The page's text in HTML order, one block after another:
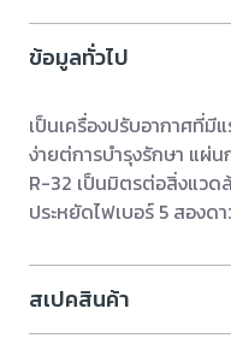
ข้อมูลทั่วไป
เป็นเครื่องปรับอากาศที่มี
ง่ายต่การบำรุงรักษา แผ่
R-32 เป็นมิตรต่อสิ่งแวด
ประหยัดไฟเบอร์ 5 สองด
สเปคสินค้า